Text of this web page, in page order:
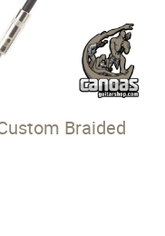
Braided